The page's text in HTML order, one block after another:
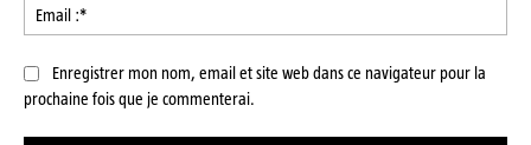
:*
Enregistrer mon nom, email et site web dans ce navigateur pour la
prochaine fois que je commenterai.